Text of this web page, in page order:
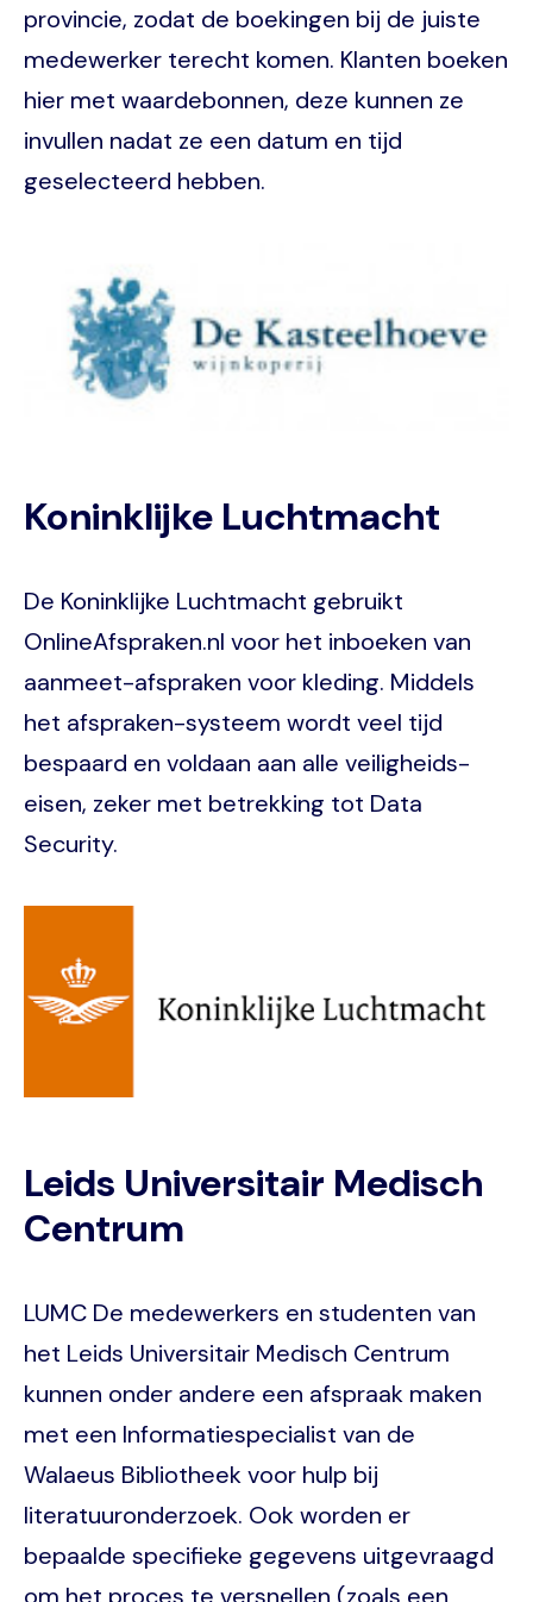
provincie, zodat de boekingen bij de juiste
medewerker terecht komen. Klanten boeken
hier met waardebonnen, deze kunnen ze
invullen nadat ze een datum en tijd
geselecteerd hebben.
Koninklijke Luchtmacht
De Koninklijke Luchtmacht gebruikt
OnlineAfspraken.nl voor het inboeken van
aanmeet-afspraken voor kleding. Middels
het afspraken-systeem wordt veel tijd
bespaard en voldaan aan alle veiligheids-
eisen, zeker met betrekking tot Data
Security.
Leids Universitair Medisch
Centrum
LUMC De medewerkers en studenten van
het Leids Universitair Medisch Centrum
kunnen onder andere een afspraak maken
met een Informatiespecialist van de
Walaeus Bibliotheek voor hulp bij
literatuuronderzoek. Ook worden er
bepaalde specifieke gegevens uitgevraagd